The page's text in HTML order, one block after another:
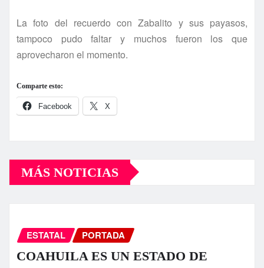
La foto del recuerdo con Zabalito y sus payasos,
tampoco pudo faltar y muchos fueron los que
aprovecharon el momento.
Comparte esto:
Facebook X
MÁS NOTICIAS
ESTATAL PORTADA
COAHUILA ES UN ESTADO DE